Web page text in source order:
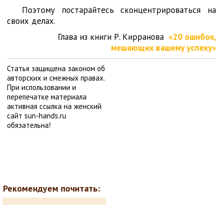
Поэтому постарайтесь сконцентрироваться на
своих делах.
Глава из книги Р. Кирранова «20 ошибок,
мешающих вашему успеху»
Статья защищена законом об
авторских и смежных правах.
При использовании и
перепечатке материала
активная ссылка на женский
сайт sun-hands.ru
обязательна!
Рекомендуем почитать: